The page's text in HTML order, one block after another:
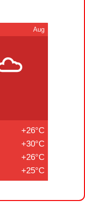
Aug
+26°C
+30°C
+26°C
+25°C